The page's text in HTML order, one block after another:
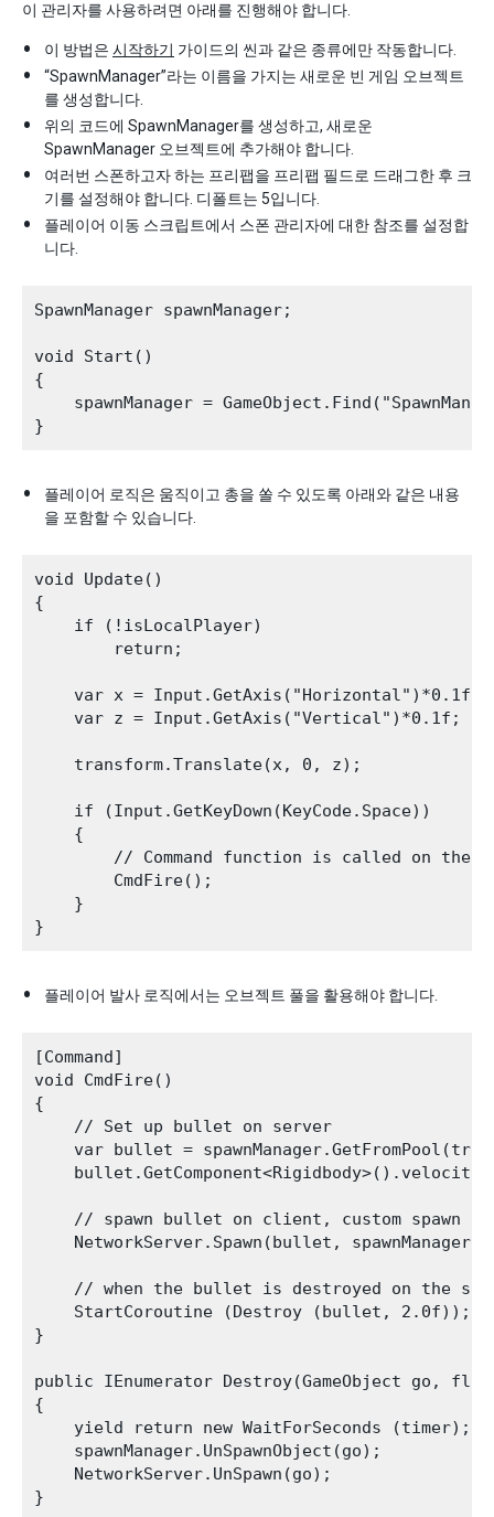
이 관리자를 사용하려면 아래를 진행해야 합니다.
이 방법은 시작하기 가이드의 씬과 같은 종류에만 작동합니다.
“SpawnManager”라는 이름을 가지는 새로운 빈 게임 오브젝트
를 생성합니다.
위의 코드에 SpawnManager를 생성하고, 새로운
SpawnManager 오브젝트에 추가해야 합니다.
여러번 스폰하고자 하는 프리팹을 프리팹 필드로 드래그한 후 크
기를 설정해야 합니다. 디폴트는 5입니다.
플레이어 이동 스크립트에서 스폰 관리자에 대한 참조를 설정합
니다.
SpawnManager spawnManager;
void Start()
{
spawnManager =
플레이어 로직은 움직이고 총을 쏠 수 있도록 아래와 같은 내용
을 포함할 수 있습니다.
void Update()
{
    if (!isLocalPlayer)
        return;
    var x = Input.GetAxis("Horizontal")*0.1f;
    var z = Input.GetAxis("Vertical")*0.1f;
    transform.Translate(x, 0, z);
    if (Input.GetKeyDown(KeyCode.Space))
    {
// Command function is called on the
        CmdFire();
    }
플레이어 발사 로직에서는 오브젝트 풀을 활용해야 합니다.
[Command]
void CmdFire()
{
    // Set up bullet on server
var bullet =
bullet.GetComponent<Rigidbody>().velocity
// spawn bullet on client, custom spawn
NetworkServer.Spawn(bullet,
// when the bullet is destroyed on the
    StartCoroutine (Destroy (bullet, 2.0f));
}
public IEnumerator Destroy(GameObject go,
{
    yield return new WaitForSeconds (timer);
    spawnManager.UnSpawnObject(go);
    NetworkServer.UnSpawn(go);